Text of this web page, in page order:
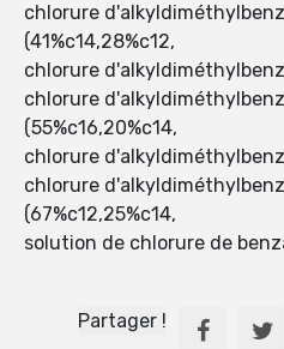
chlorure
(41%c14,28%c12,
chlorure
chlorure
(55%c16,20%c14,
chlorure
chlorure
(67%c12,25%c14,
solution de chlorure de
Partager !